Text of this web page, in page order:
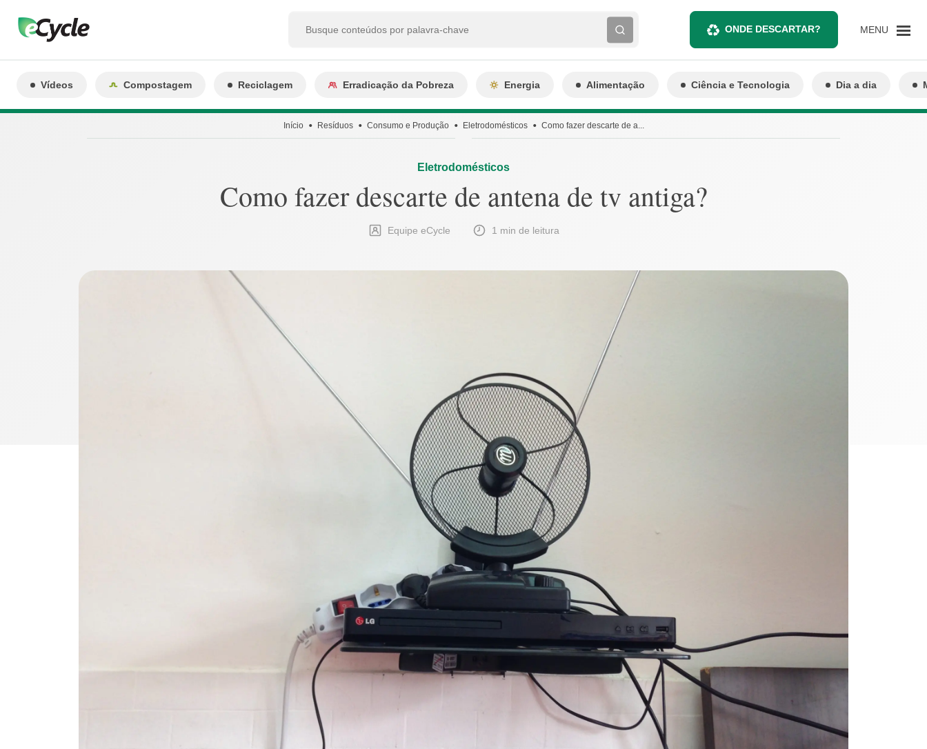
ONDE DESCARTAR? MENU
Vídeos Compostagem Reciclagem Erradicação da Pobreza Energia Alimentação Ciência e Tecnologia Dia a dia
Início Resíduos Consumo e Produção Eletrodomésticos Como fazer descarte de a...
Eletrodomésticos
Como fazer descarte de antena de tv antiga?
Equipe eCycle 1 min de leitura